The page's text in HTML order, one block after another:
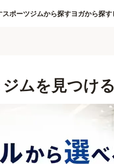
スポーツジムから探すヨガから探す
ムを見つける